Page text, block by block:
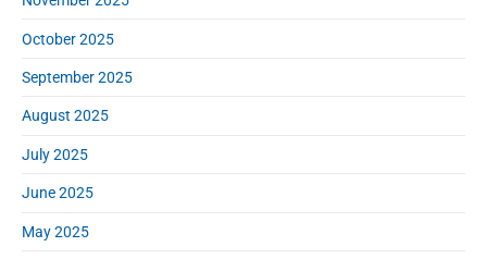
October 2025
September 2025
August 2025
July 2025
June 2025
May 2025